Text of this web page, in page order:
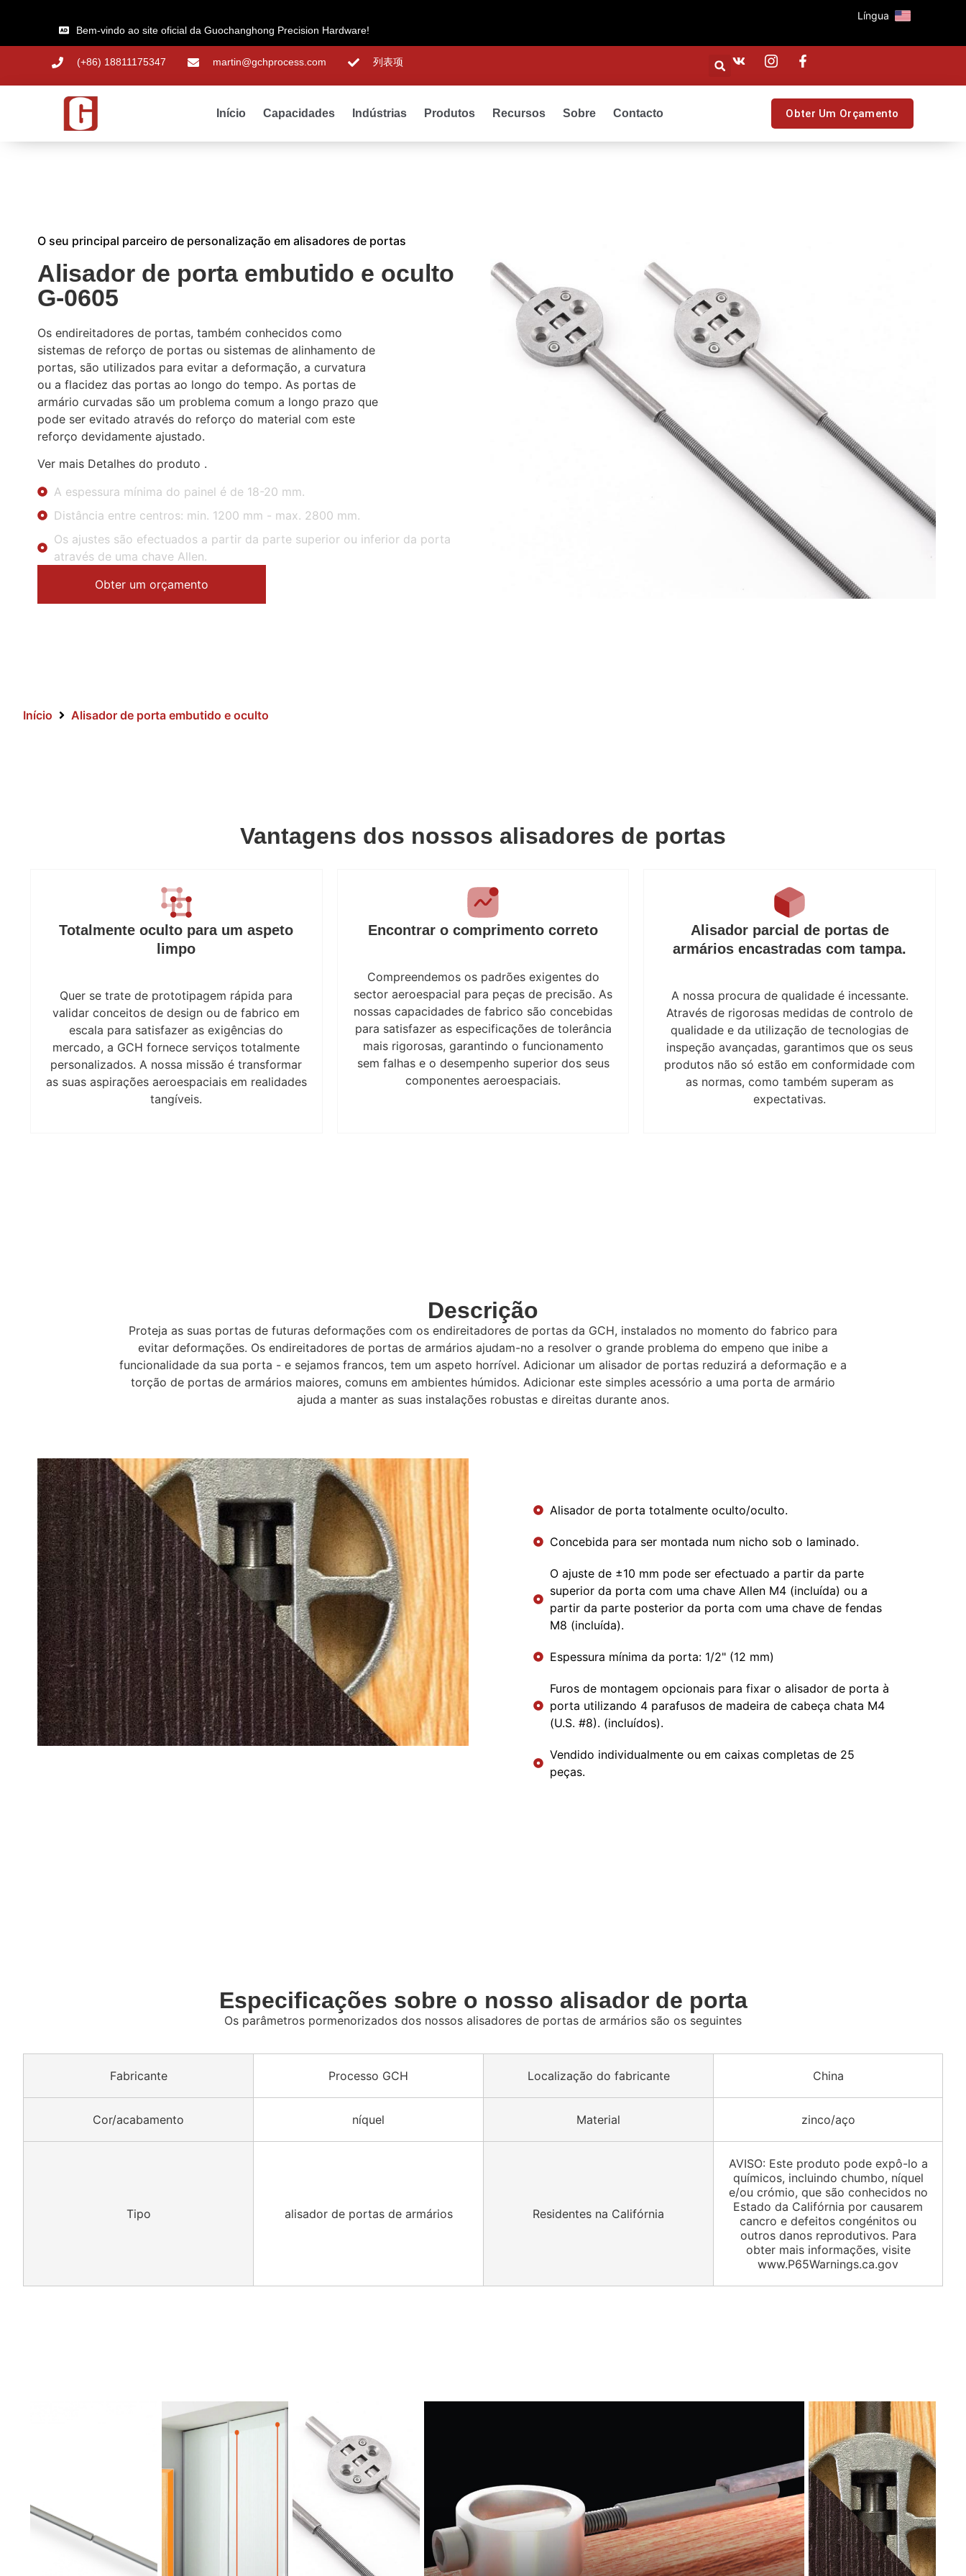
Bem-vindo ao site oficial da Guochanghong Precision Hardware!
Língua
(+86) 18811175347 martin@gchprocess.com 列表项
Início Capacidades Indústrias Produtos Recursos Sobre Contacto Obter Um Orçamento
O seu principal parceiro de personalização em alisadores de portas
Alisador de porta embutido e oculto
G-0605
Os endireitadores de portas, também conhecidos como
sistemas de reforço de portas ou sistemas de alinhamento de
portas, são utilizados para evitar a deformação, a curvatura
ou a flacidez das portas ao longo do tempo. As portas de
armário curvadas são um problema comum a longo prazo que
pode ser evitado através do reforço do material com este
reforço devidamente ajustado.
Ver mais Detalhes do produto .
A espessura mínima do painel é de 18-20 mm.
Distância entre centros: min. 1200 mm - max. 2800 mm.
Os ajustes são efectuados a partir da parte superior ou inferior da porta
através de uma chave Allen.
Obter um orçamento
Início Alisador de porta embutido e oculto
Vantagens dos nossos alisadores de portas
Totalmente oculto para um aspeto
limpo
Quer se trate de prototipagem rápida para
validar conceitos de design ou de fabrico em
escala para satisfazer as exigências do
mercado, a GCH fornece serviços totalmente
personalizados. A nossa missão é transformar
as suas aspirações aeroespaciais em realidades
tangíveis.
Encontrar o comprimento correto
Compreendemos os padrões exigentes do
sector aeroespacial para peças de precisão. As
nossas capacidades de fabrico são concebidas
para satisfazer as especificações de tolerância
mais rigorosas, garantindo o funcionamento
sem falhas e o desempenho superior dos seus
componentes aeroespaciais.
Alisador parcial de portas de
armários encastradas com tampa.
A nossa procura de qualidade é incessante.
Através de rigorosas medidas de controlo de
qualidade e da utilização de tecnologias de
inspeção avançadas, garantimos que os seus
produtos não só estão em conformidade com
as normas, como também superam as
expectativas.
Descrição
Proteja as suas portas de futuras deformações com os endireitadores de portas da GCH, instalados no momento do fabrico para
evitar deformações. Os endireitadores de portas de armários ajudam-no a resolver o grande problema do empeno que inibe a
funcionalidade da sua porta - e sejamos francos, tem um aspeto horrível. Adicionar um alisador de portas reduzirá a deformação e a
torção de portas de armários maiores, comuns em ambientes húmidos. Adicionar este simples acessório a uma porta de armário
ajuda a manter as suas instalações robustas e direitas durante anos.
Alisador de porta totalmente oculto/oculto.
Concebida para ser montada num nicho sob o laminado.
O ajuste de ±10 mm pode ser efectuado a partir da parte
superior da porta com uma chave Allen M4 (incluída) ou a
partir da parte posterior da porta com uma chave de fendas
M8 (incluída).
Espessura mínima da porta: 1/2" (12 mm)
Furos de montagem opcionais para fixar o alisador de porta à
porta utilizando 4 parafusos de madeira de cabeça chata M4
(U.S. #8). (incluídos).
Vendido individualmente ou em caixas completas de 25
peças.
Especificações sobre o nosso alisador de porta
Os parâmetros pormenorizados dos nossos alisadores de portas de armários são os seguintes
Fabricante Processo GCH Localização do fabricante China
Cor/acabamento níquel Material zinco/aço
Tipo alisador de portas de armários Residentes na Califórnia
AVISO: Este produto pode expô-lo a
químicos, incluindo chumbo, níquel
e/ou crómio, que são conhecidos no
Estado da Califórnia por causarem
cancro e defeitos congénitos ou
outros danos reprodutivos. Para
obter mais informações, visite
www.P65Warnings.ca.gov